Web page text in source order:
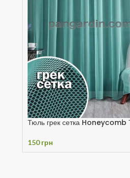
Тюль грек сетка
150грн